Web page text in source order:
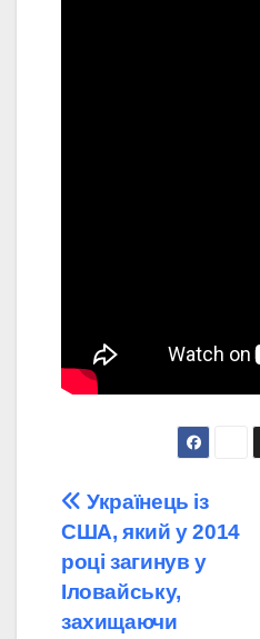
Навігація
записів
Українець із
США, який у 2014
році загинув у
Іловайську,
захищаючи